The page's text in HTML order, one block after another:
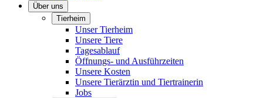
Über uns
Tierheim
Unser Tierheim
Unsere Tiere
Tagesablauf
Öffnungs- und Ausführzeiten
Unsere Kosten
Unsere Tierärztin und Tiertrainerin
Jobs